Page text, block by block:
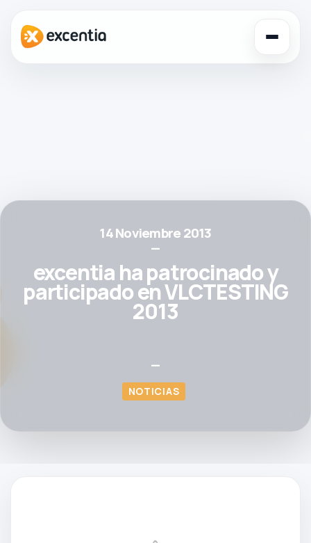
14 Noviembre 2013
—
excentia ha patrocinado y
participado en VLCTESTING
2013
—
NOTICIAS